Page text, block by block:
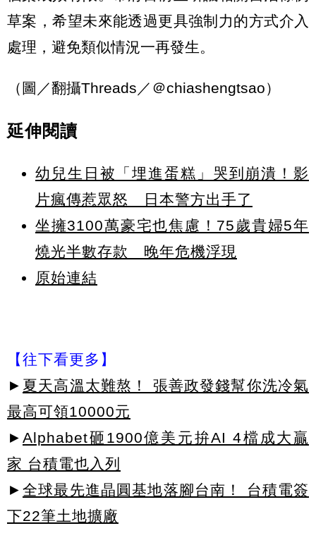
草案，希望未來能透過更具強制力的方式介入
處理，避免類似情況一再發生。
（圖／翻攝Threads／＠chiashengtsao）
延伸閱讀
幼兒生日被「埋進蛋糕」哭到崩潰！影
片瘋傳惹眾怒 日本警方出手了
坐擁3100萬豪宅也焦慮！75歲貴婦5年
燒光半數存款 晚年危機浮現
原始連結
【往下看更多】
► 夏天高溫太難熬！ 張善政發錢幫你洗冷氣
最高可領10000元
► Alphabet砸1900億美元拚AI 4檔成大贏
家 台積電也入列
► 全球最先進晶圓基地落腳台南！ 台積電簽
下22筆土地擴廠